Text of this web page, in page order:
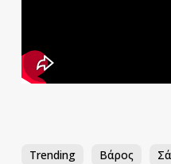
Trending Βάρος